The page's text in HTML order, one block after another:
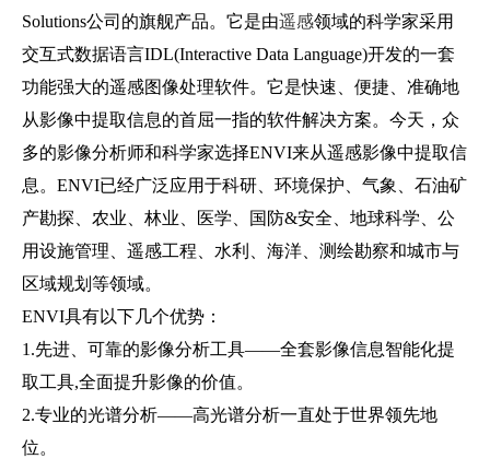
Solutions公司的旗舰产品。它是由遥感领域的科学家采用
交互式数据语言IDL(Interactive Data Language)开发的一套
功能强大的遥感图像处理软件。它是快速、便捷、准确地
从影像中提取信息的首屈一指的软件解决方案。今天，众
多的影像分析师和科学家选择ENVI来从遥感影像中提取信
息。ENVI已经广泛应用于科研、环境保护、气象、石油矿
产勘探、农业、林业、医学、国防&安全、地球科学、公
用设施管理、遥感工程、水利、海洋、测绘勘察和城市与
区域规划等领域。
ENVI具有以下几个优势：
1.先进、可靠的影像分析工具——全套影像信息智能化提
取工具,全面提升影像的价值。
2.专业的光谱分析——高光谱分析一直处于世界领先地
位。